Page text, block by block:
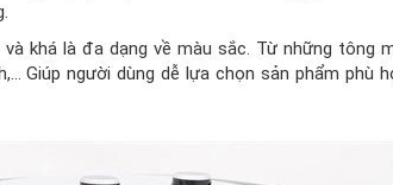
khá là đa dạng về màu sắc. Từ những tông
Giúp người dùng dễ lựa chọn sản phẩm